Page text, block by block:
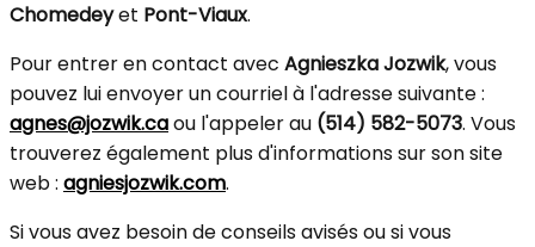
Chomedeyet Pont-Viaux.
Pour entrer en contact avec Agnieszka Jozwik, vous
pouvez lui envoyer un courriel à l'adresse suivante :
agnes@jozwik.caou l'appeler au (514) 582-5073. Vous
trouverez également plus d'informations sur son site
web : agniesjozwik.com.
Si vous avez besoin de conseils avisés ou si vous